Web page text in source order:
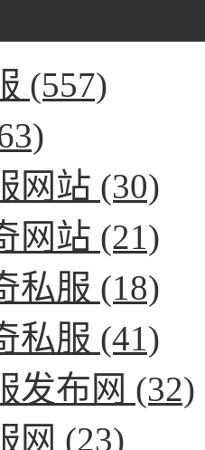
(557)
网站 (30)
网站 (21)
私服 (18)
私服 (41)
发布网 (32)
网 (23)